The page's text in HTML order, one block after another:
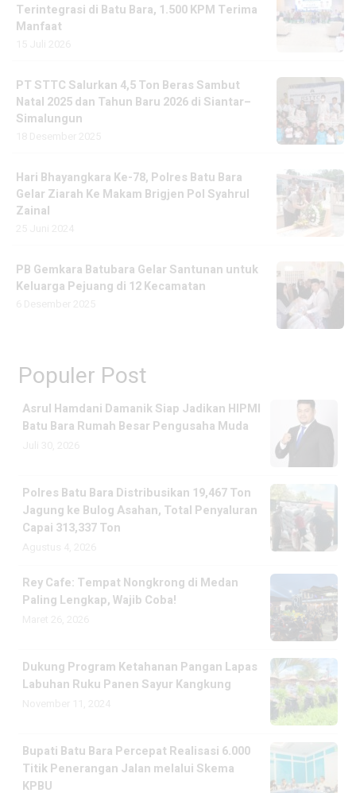
Terintegrasi di Batu Bara, 1.500 KPM Terima
Manfaat
PT STTC Salurkan 4,5 Ton Beras Sambut
Natal 2025 dan Tahun Baru 2026 di Siantar–
Simalungun
Hari Bhayangkara Ke-78, Polres Batu Bara
Gelar Ziarah Ke Makam Brigjen Pol Syahrul
Zainal
PB Gemkara Batubara Gelar Santunan untuk
Keluarga Pejuang di 12 Kecamatan
Populer Post
Asrul Hamdani Damanik Siap Jadikan HIPMI
Batu Bara Rumah Besar Pengusaha Muda
Polres Batu Bara Distribusikan 19,467 Ton
Jagung ke Bulog Asahan, Total Penyaluran
Capai 313,337 Ton
Rey Cafe: Tempat Nongkrong di Medan
Paling Lengkap, Wajib Coba!
Dukung Program Ketahanan Pangan Lapas
Labuhan Ruku Panen Sayur Kangkung
Bupati Batu Bara Percepat Realisasi 6.000
Titik Penerangan Jalan melalui Skema
KPBU